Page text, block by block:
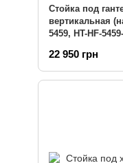
Стойка под
вертикальная
5459, HT-HF-
22 950 грн